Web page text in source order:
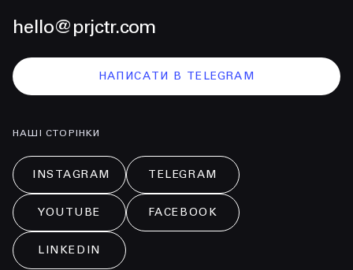
hello@prjctr.com
НАПИСАТИ В TELEGRAM
НАШІ СТОРІНКИ
INSTAGRAM TELEGRAM
YOUTUBE FACEBOOK
LINKEDIN